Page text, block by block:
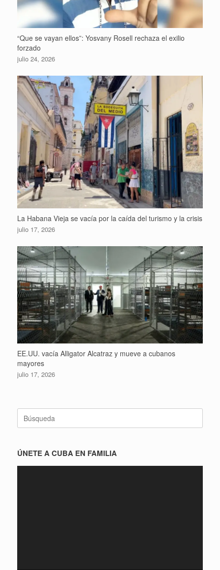
“Que se vayan ellos”: Yosvany Rosell rechaza el exilio
forzado
julio 24, 2026
La Habana Vieja se vacía por la caída del turismo y la crisis
julio 17, 2026
EE.UU. vacía Alligator Alcatraz y mueve a cubanos
mayores
julio 17, 2026
ÚNETE A CUBA EN FAMILIA